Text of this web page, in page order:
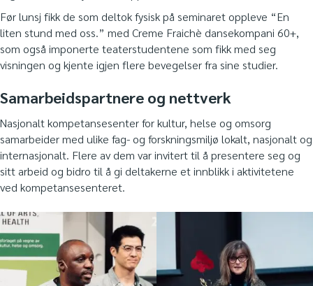
Før lunsj fikk de som deltok fysisk på seminaret oppleve “En
liten stund med oss.” med Creme Fraichè dansekompani 60+,
som også imponerte teaterstudentene som fikk med seg
visningen og kjente igjen flere bevegelser fra sine studier.
Samarbeidspartnere og nettverk
Nasjonalt kompetansesenter for kultur, helse og omsorg
samarbeider med ulike fag- og forskningsmiljø lokalt, nasjonalt og
internasjonalt. Flere av dem var invitert til å presentere seg og
sitt arbeid og bidro til å gi deltakerne et innblikk i aktivitetene
ved kompetansesenteret.